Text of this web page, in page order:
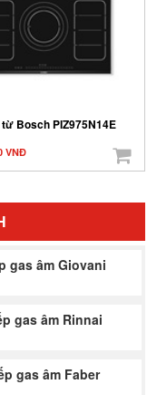
Bosch PIZ975N14E
VNĐ
gas âm Giovani
gas âm Rinnai
gas âm Faber